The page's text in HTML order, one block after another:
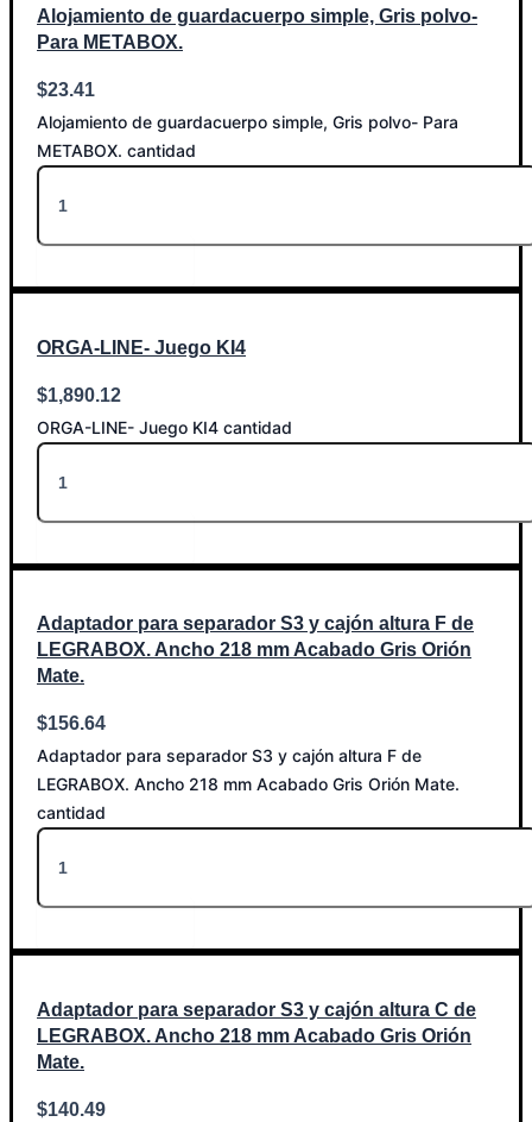
Alojamiento de guardacuerpo simple, Gris polvo-
Para METABOX.
$23.41
Alojamiento de guardacuerpo simple, Gris polvo- Para
METABOX. cantidad
ORGA-LINE- Juego KI4
$1,890.12
ORGA-LINE- Juego KI4 cantidad
Adaptador para separador S3 y cajón altura F de
LEGRABOX. Ancho 218 mm Acabado Gris Orión
Mate.
$156.64
Adaptador para separador S3 y cajón altura F de
LEGRABOX. Ancho 218 mm Acabado Gris Orión Mate.
cantidad
Adaptador para separador S3 y cajón altura C de
LEGRABOX. Ancho 218 mm Acabado Gris Orión
Mate.
$140.49